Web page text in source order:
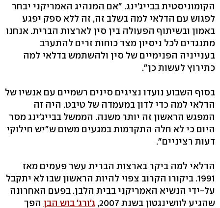
הקומוניסטית בבייג'ינג. "אם המנהיג האמריקני יבחר
לפגוש עם הדלאי למה בשלב זה, זה ללא ספק יפגע
באמון ובשיתוף הפעולה בין סין לארצות הברית. אנחנו
מתנגדים לכל ניסיון מצד כוחות זרים להתערב
בענייניה הפנימיים של סין ולהשתמש בדלאי למה
כתירוץ לעשות כן".
בסוף השבוע נועדו נציגים סינים רשמיים עם אנשיו של
הדלאי למה כדי לדון במעמדה של טיבט. היה זה
המפגש הראשון זה יותר משנה. הממשל בבייג'ינג מסר
היום כי לא חלה התקדמות במגעים משום ש"יש חילוקי
דעות רציניים".
הדלאי למה ביקר בארצות הברית עשר פעמים מאז
1991. ביקורו הקרוב צפוי להיות הראשון שבו לא יתקבל
על-ידי הנשיא האמריקני בבית הלבן. בפעם האחרונה
שהגיע לוושינגטון בשנת 2007,
ג'ורג' בוש הבן הפך